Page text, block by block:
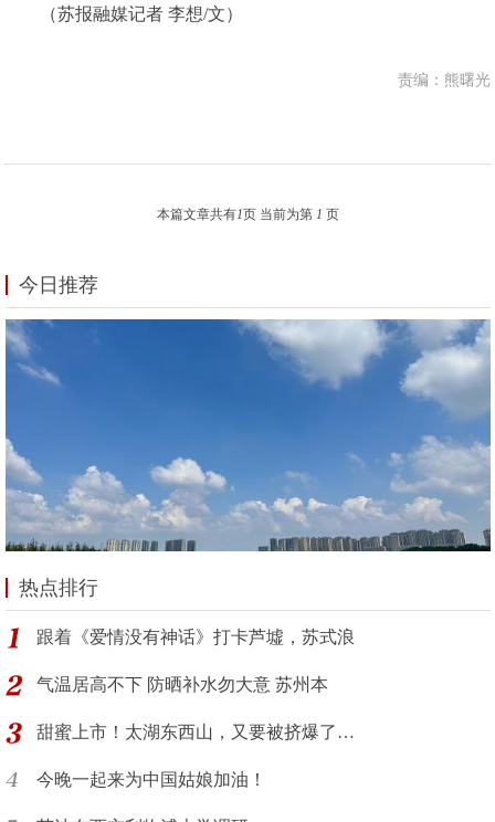
（苏报融媒记者 李想/文）
责编：熊曙光
本篇文章共有1页 当前为第 1 页
今日推荐
热点排行
跟着《爱情没有神话》打卡芦墟，苏式浪
气温居高不下 防晒补水勿大意 苏州本
甜蜜上市！太湖东西山，又要被挤爆了…
今晚一起来为中国姑娘加油！